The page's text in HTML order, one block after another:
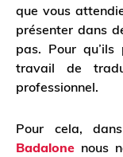
que vous
présenter dans
pas. Pour
travail de
professionnel.
Pour cela,
Badalone nous